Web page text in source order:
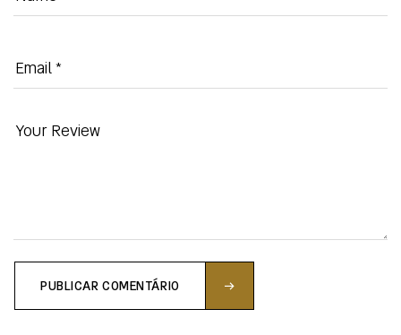
PUBLICAR COMENTÁRIO